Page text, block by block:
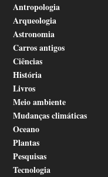
Antropologia
Arqueologia
Astronomia
Carros antigos
Ciências
História
Livros
Meio ambiente
Mudanças climáticas
Oceano
Plantas
Pesquisas
Tecnologia